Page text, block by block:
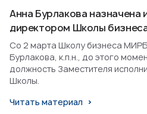
Анна Бурлакова назначена
директором Школы
Со 2 марта Школу бизнеса
Бурлакова, к.п.н., до этого
должность Заместителя
Школы.
Читать материал